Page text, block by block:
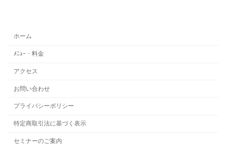
ホーム
ﾒﾆｭｰ・料金
アクセス
お問い合わせ
プライバシーポリシー
特定商取引法に基づく表示
セミナーのご案内